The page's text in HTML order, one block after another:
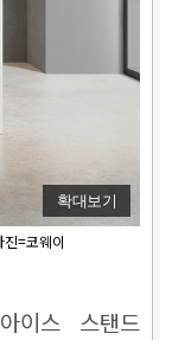
확대보기
=코웨이
이스 스탠드